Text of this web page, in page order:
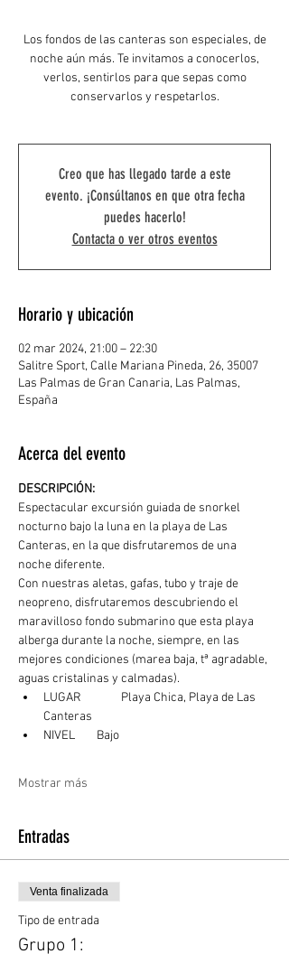
Los fondos de las canteras son especiales, de
noche aún más. Te invitamos a conocerlos,
verlos, sentirlos para que sepas como
conservarlos y respetarlos.
Creo que has llegado tarde a este
evento. ¡Consúltanos en que otra fecha
puedes hacerlo!
Contacta o ver otros eventos
Horario y ubicación
02 mar 2024, 21:00 – 22:30
Salitre Sport, Calle Mariana Pineda, 26, 35007
Las Palmas de Gran Canaria, Las Palmas,
España
Acerca del evento
DESCRIPCIÓN:
Espectacular excursión guiada de snorkel
nocturno bajo la luna en la playa de Las
Canteras, en la que disfrutaremos de una
noche diferente.
Con nuestras aletas, gafas, tubo y traje de
neopreno, disfrutaremos descubriendo el
maravilloso fondo submarino que esta playa
alberga durante la noche, siempre, en las
mejores condiciones (marea baja, tª agradable,
aguas cristalinas y calmadas).
LUGAR	  Playa Chica, Playa de Las
Canteras
NIVEL        Bajo
Mostrar más
Entradas
Venta finalizada
Tipo de entrada
Grupo 1: